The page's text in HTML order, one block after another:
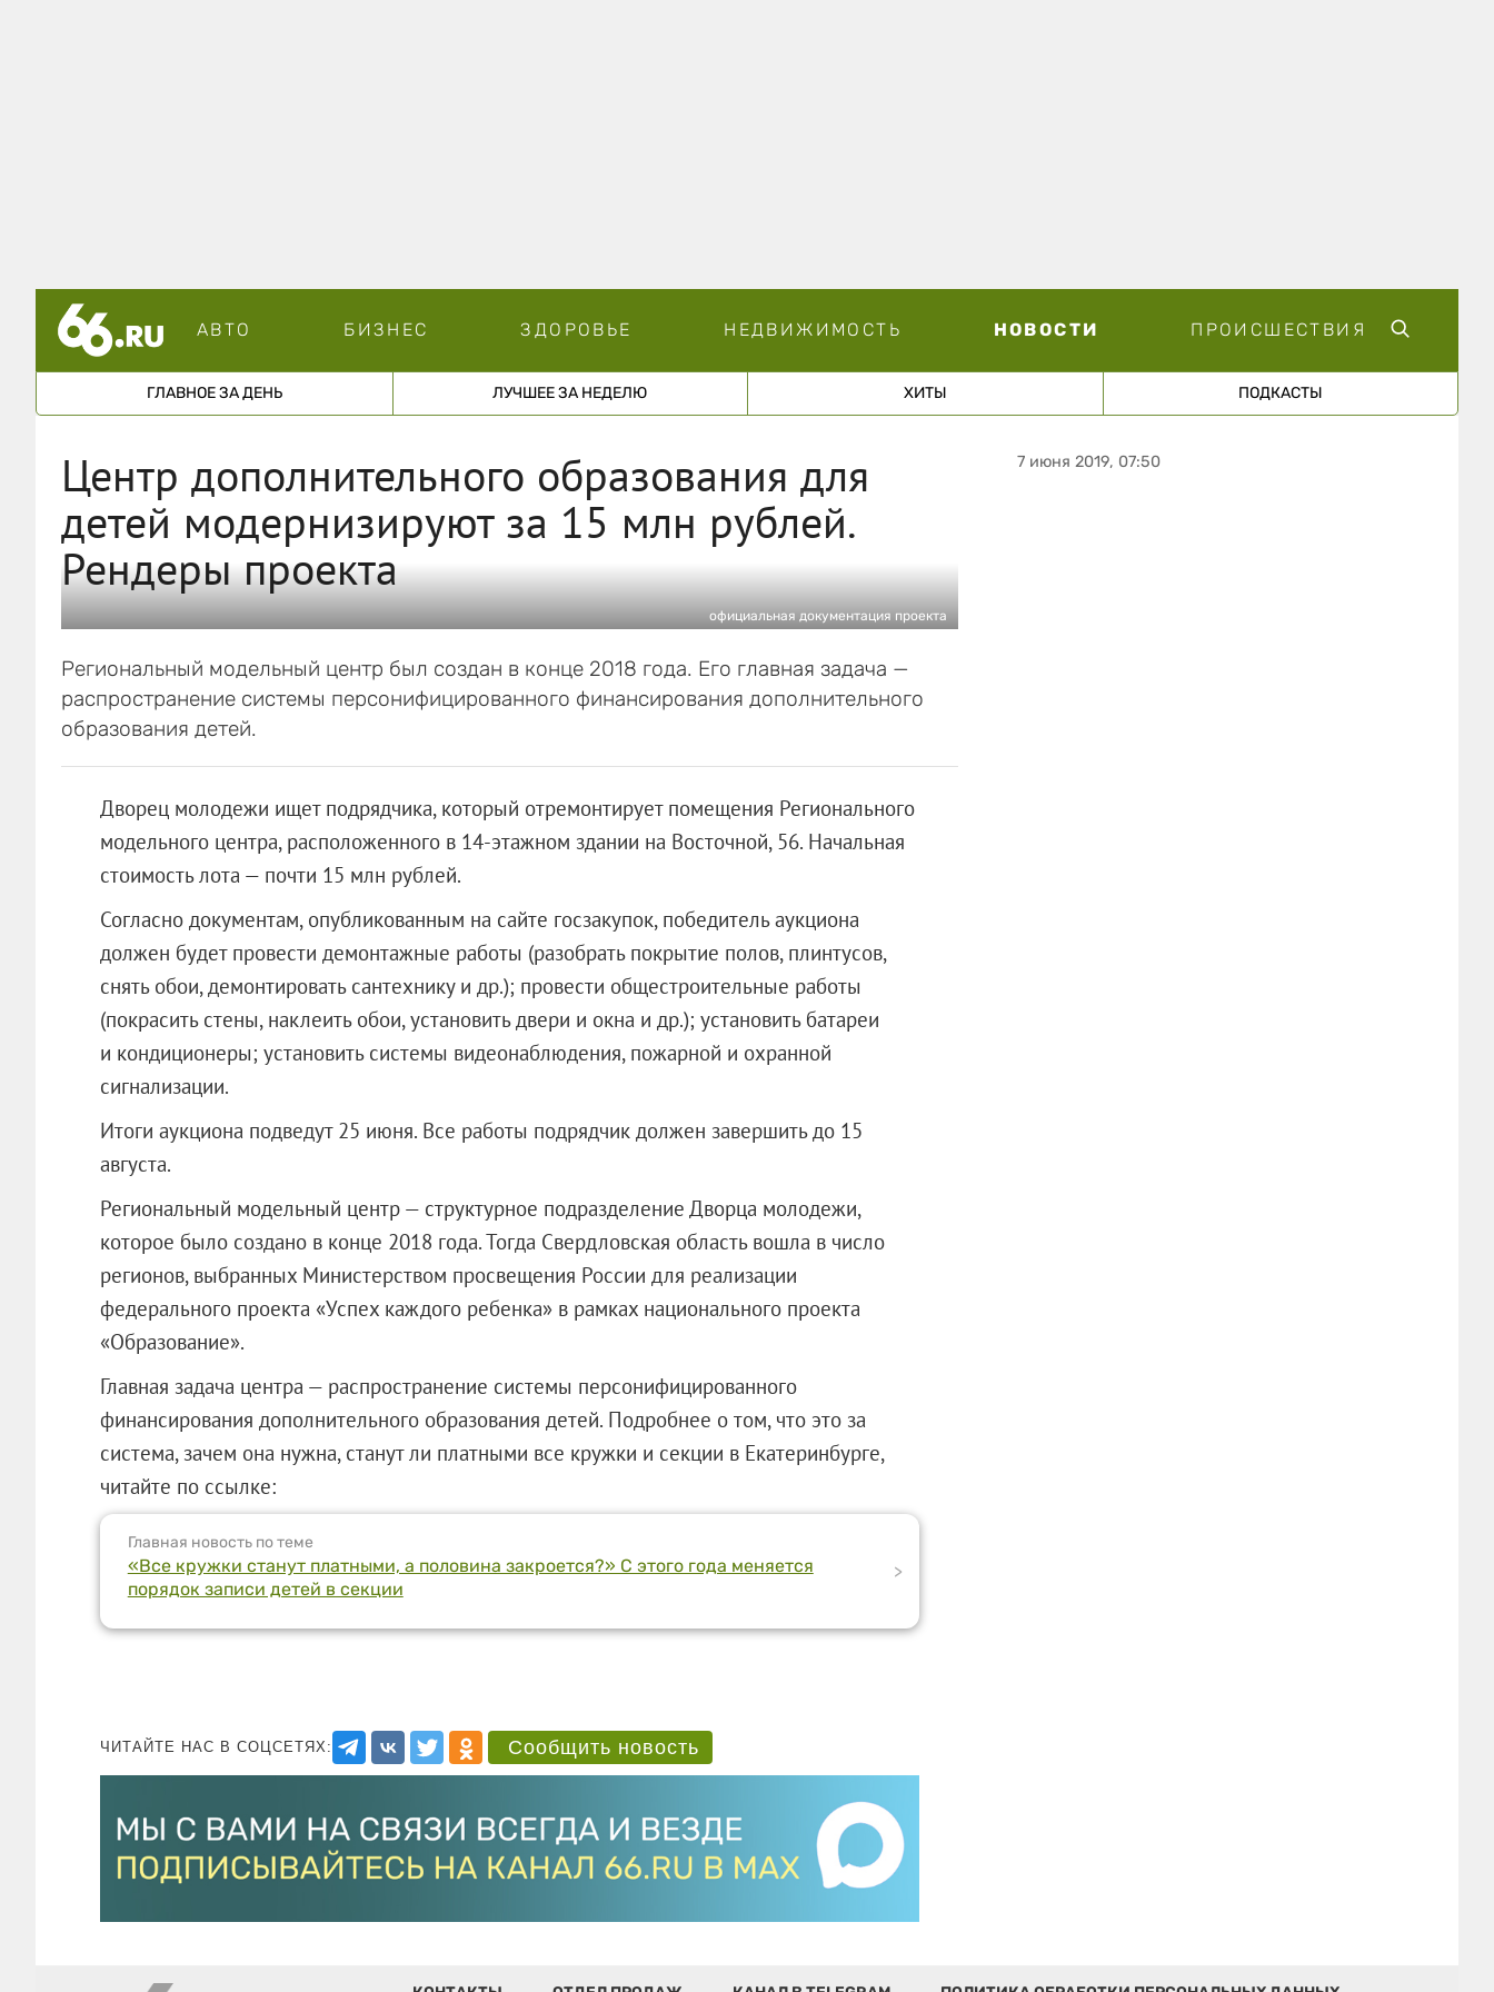
АВТО БИЗНЕС ЗДОРОВЬЕ НЕДВИЖИМОСТЬ НОВОСТИ ПРОИСШЕСТВИЯ
ГЛАВНОЕ ЗА ДЕНЬ ЛУЧШЕЕ ЗА НЕДЕЛЮ ХИТЫ ПОДКАСТЫ
Центр дополнительного образования для
детей модернизируют за 15 млн рублей.
Рендеры проекта
официальная документация проекта
Региональный модельный центр был создан в конце 2018 года. Его главная задача —
распространение системы персонифицированного финансирования дополнительного
образования детей.
Дворец молодежи ищет подрядчика, который отремонтирует помещения Регионального
модельного центра, расположенного в 14-этажном здании на Восточной, 56. Начальная
стоимость лота — почти 15 млн рублей.
Согласно документам, опубликованным на сайте госзакупок, победитель аукциона
должен будет провести демонтажные работы (разобрать покрытие полов, плинтусов,
снять обои, демонтировать сантехнику и др.); провести общестроительные работы
(покрасить стены, наклеить обои, установить двери и окна и др.); установить батареи
и кондиционеры; установить системы видеонаблюдения, пожарной и охранной
сигнализации.
Итоги аукциона подведут 25 июня. Все работы подрядчик должен завершить до 15
августа.
Региональный модельный центр — структурное подразделение Дворца молодежи,
которое было создано в конце 2018 года. Тогда Свердловская область вошла в число
регионов, выбранных Министерством просвещения России для реализации
федерального проекта «Успех каждого ребенка» в рамках национального проекта
«Образование».
Главная задача центра — распространение системы персонифицированного
финансирования дополнительного образования детей. Подробнее о том, что это за
система, зачем она нужна, станут ли платными все кружки и секции в Екатеринбурге,
читайте по ссылке:
Главная новость по теме
«Все кружки станут платными, а половина закроется?» С этого года меняется
порядок записи детей в секции
>
ЧИТАЙТЕ НАС В СОЦСЕТЯХ: Сообщить новость
7 июня 2019, 07:50